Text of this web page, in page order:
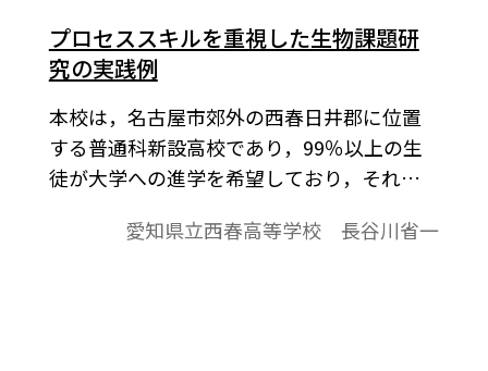
プロセススキルを重視した生物課題研
究の実践例
本校は，名古屋市郊外の西春日井郡に位置
する普通科新設高校であり，99％以上の生
徒が大学への進学を希望しており，それに
生徒は素直であり，時間を有効に使って部
愛知県立西春高等学校 長谷川省一